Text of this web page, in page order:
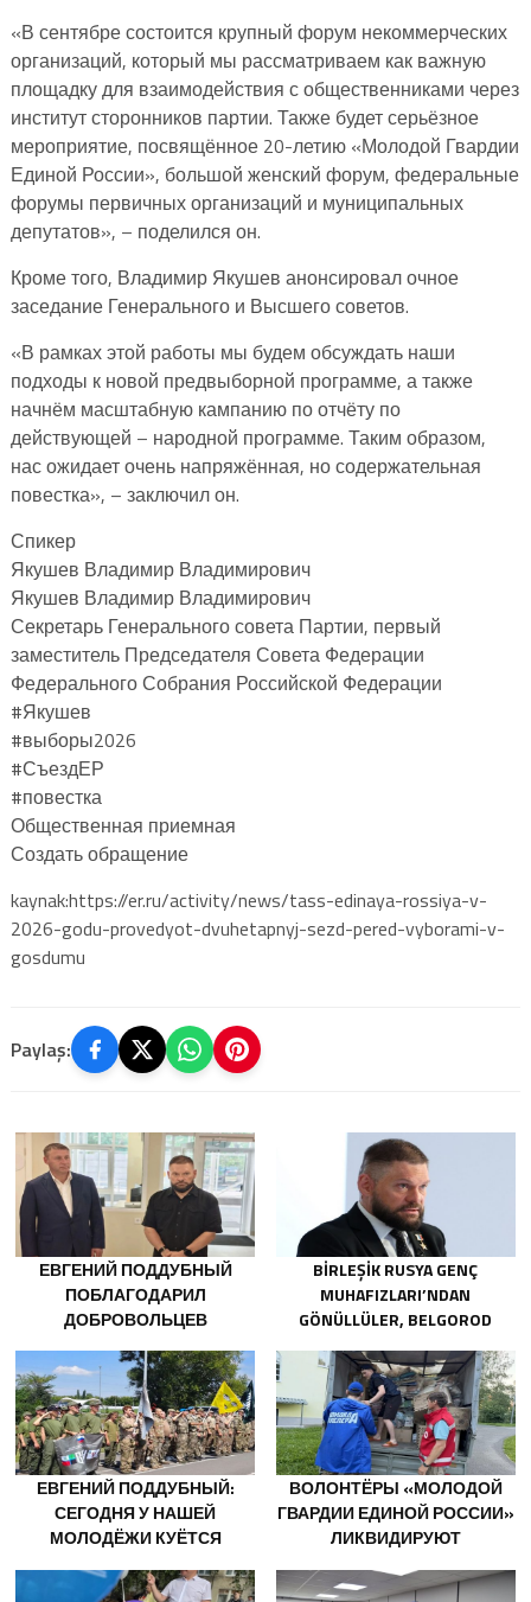
«В сентябре состоится крупный форум некоммерческих
организаций, который мы рассматриваем как важную
площадку для взаимодействия с общественниками через
институт сторонников партии. Также будет серьёзное
мероприятие, посвящённое 20-летию «Молодой Гвардии
Единой России», большой женский форум, федеральные
форумы первичных организаций и муниципальных
депутатов», – поделился он.
Кроме того, Владимир Якушев анонсировал очное
заседание Генерального и Высшего советов.
«В рамках этой работы мы будем обсуждать наши
подходы к новой предвыборной программе, а также
начнём масштабную кампанию по отчёту по
действующей – народной программе. Таким образом,
нас ожидает очень напряжённая, но содержательная
повестка», – заключил он.
Спикер
Якушев Владимир Владимирович
Якушев Владимир Владимирович
Секретарь Генерального совета Партии, первый
заместитель Председателя Совета Федерации
Федерального Собрания Российской Федерации
#Якушев
#выборы2026
#СъездЕР
#повестка
Общественная приемная
Создать обращение
kaynak:https://er.ru/activity/news/tass-edinaya-rossiya-v-
2026-godu-provedyot-dvuhetapnyj-sezd-pered-vyborami-v-
gosdumu
Paylaş:
ЕВГЕНИЙ ПОДДУБНЫЙ
ПОБЛАГОДАРИЛ
ДОБРОВОЛЬЦЕВ
ЗА МУЖЕСТВО В СПАСЕНИИ
ПОСТРАДАВШИХ ОТ
ОБСТРЕЛОВ
BIRLEŞIK RUSYA GENÇ
MUHAFIZLARI’NDAN
GÖNÜLLÜLER, BELGOROD
SÖNDÜRÜCÜLER VE
JENERATÖRLER KONUSUNDA
YARDIMCI OLACAK
ЕВГЕНИЙ ПОДДУБНЫЙ:
СЕГОДНЯ У НАШЕЙ
МОЛОДЁЖИ КУЁТСЯ
ВОЛОНТЁРЫ «МОЛОДОЙ
ГВАРДИИ ЕДИНОЙ РОССИИ»
ЛИКВИДИРУЮТ
НА УРАЛЕ И ДАЛЬНЕМ